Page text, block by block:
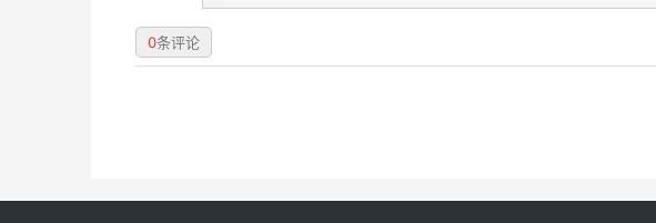
0条评论